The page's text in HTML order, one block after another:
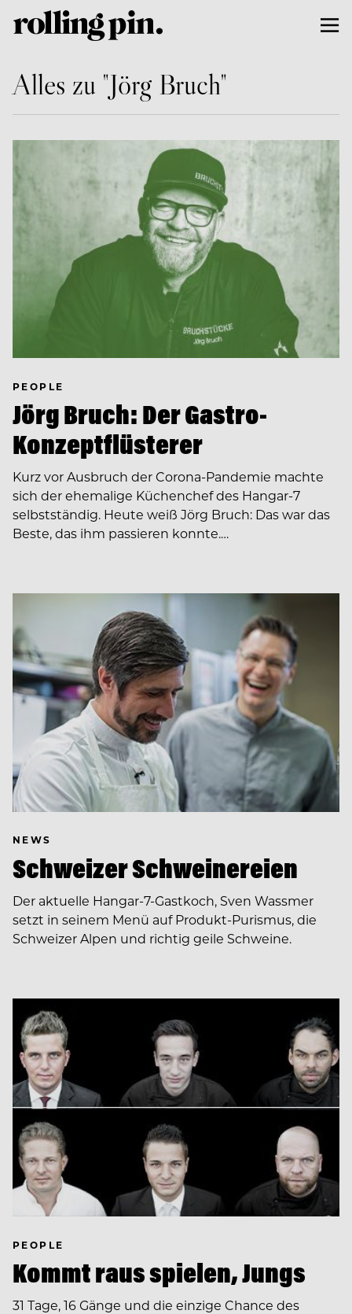
Alles zu "Jörg Bruch"
PEOPLE
Jörg Bruch: Der Gastro-
Konzeptflüsterer
Kurz vor Ausbruch der Corona-Pandemie machte
sich der ehemalige Küchenchef des Hangar-7
selbstständig. Heute weiß Jörg Bruch: Das war das
Beste, das ihm passieren konnte.…
NEWS
Schweizer Schweinereien
Der aktuelle Hangar-7-Gastkoch, Sven Wassmer
setzt in seinem Menü auf Produkt-Purismus, die
Schweizer Alpen und richtig geile Schweine.
PEOPLE
Kommt raus spielen, Jungs
31 Tage, 16 Gänge und die einzige Chance des